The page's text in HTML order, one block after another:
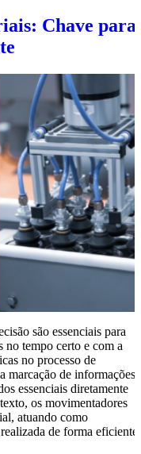
Chave para
são essenciais para
no tempo certo e com a
no processo de
marcação de informações
essenciais diretamente
os movimentadores
atuando como
de forma eficiente